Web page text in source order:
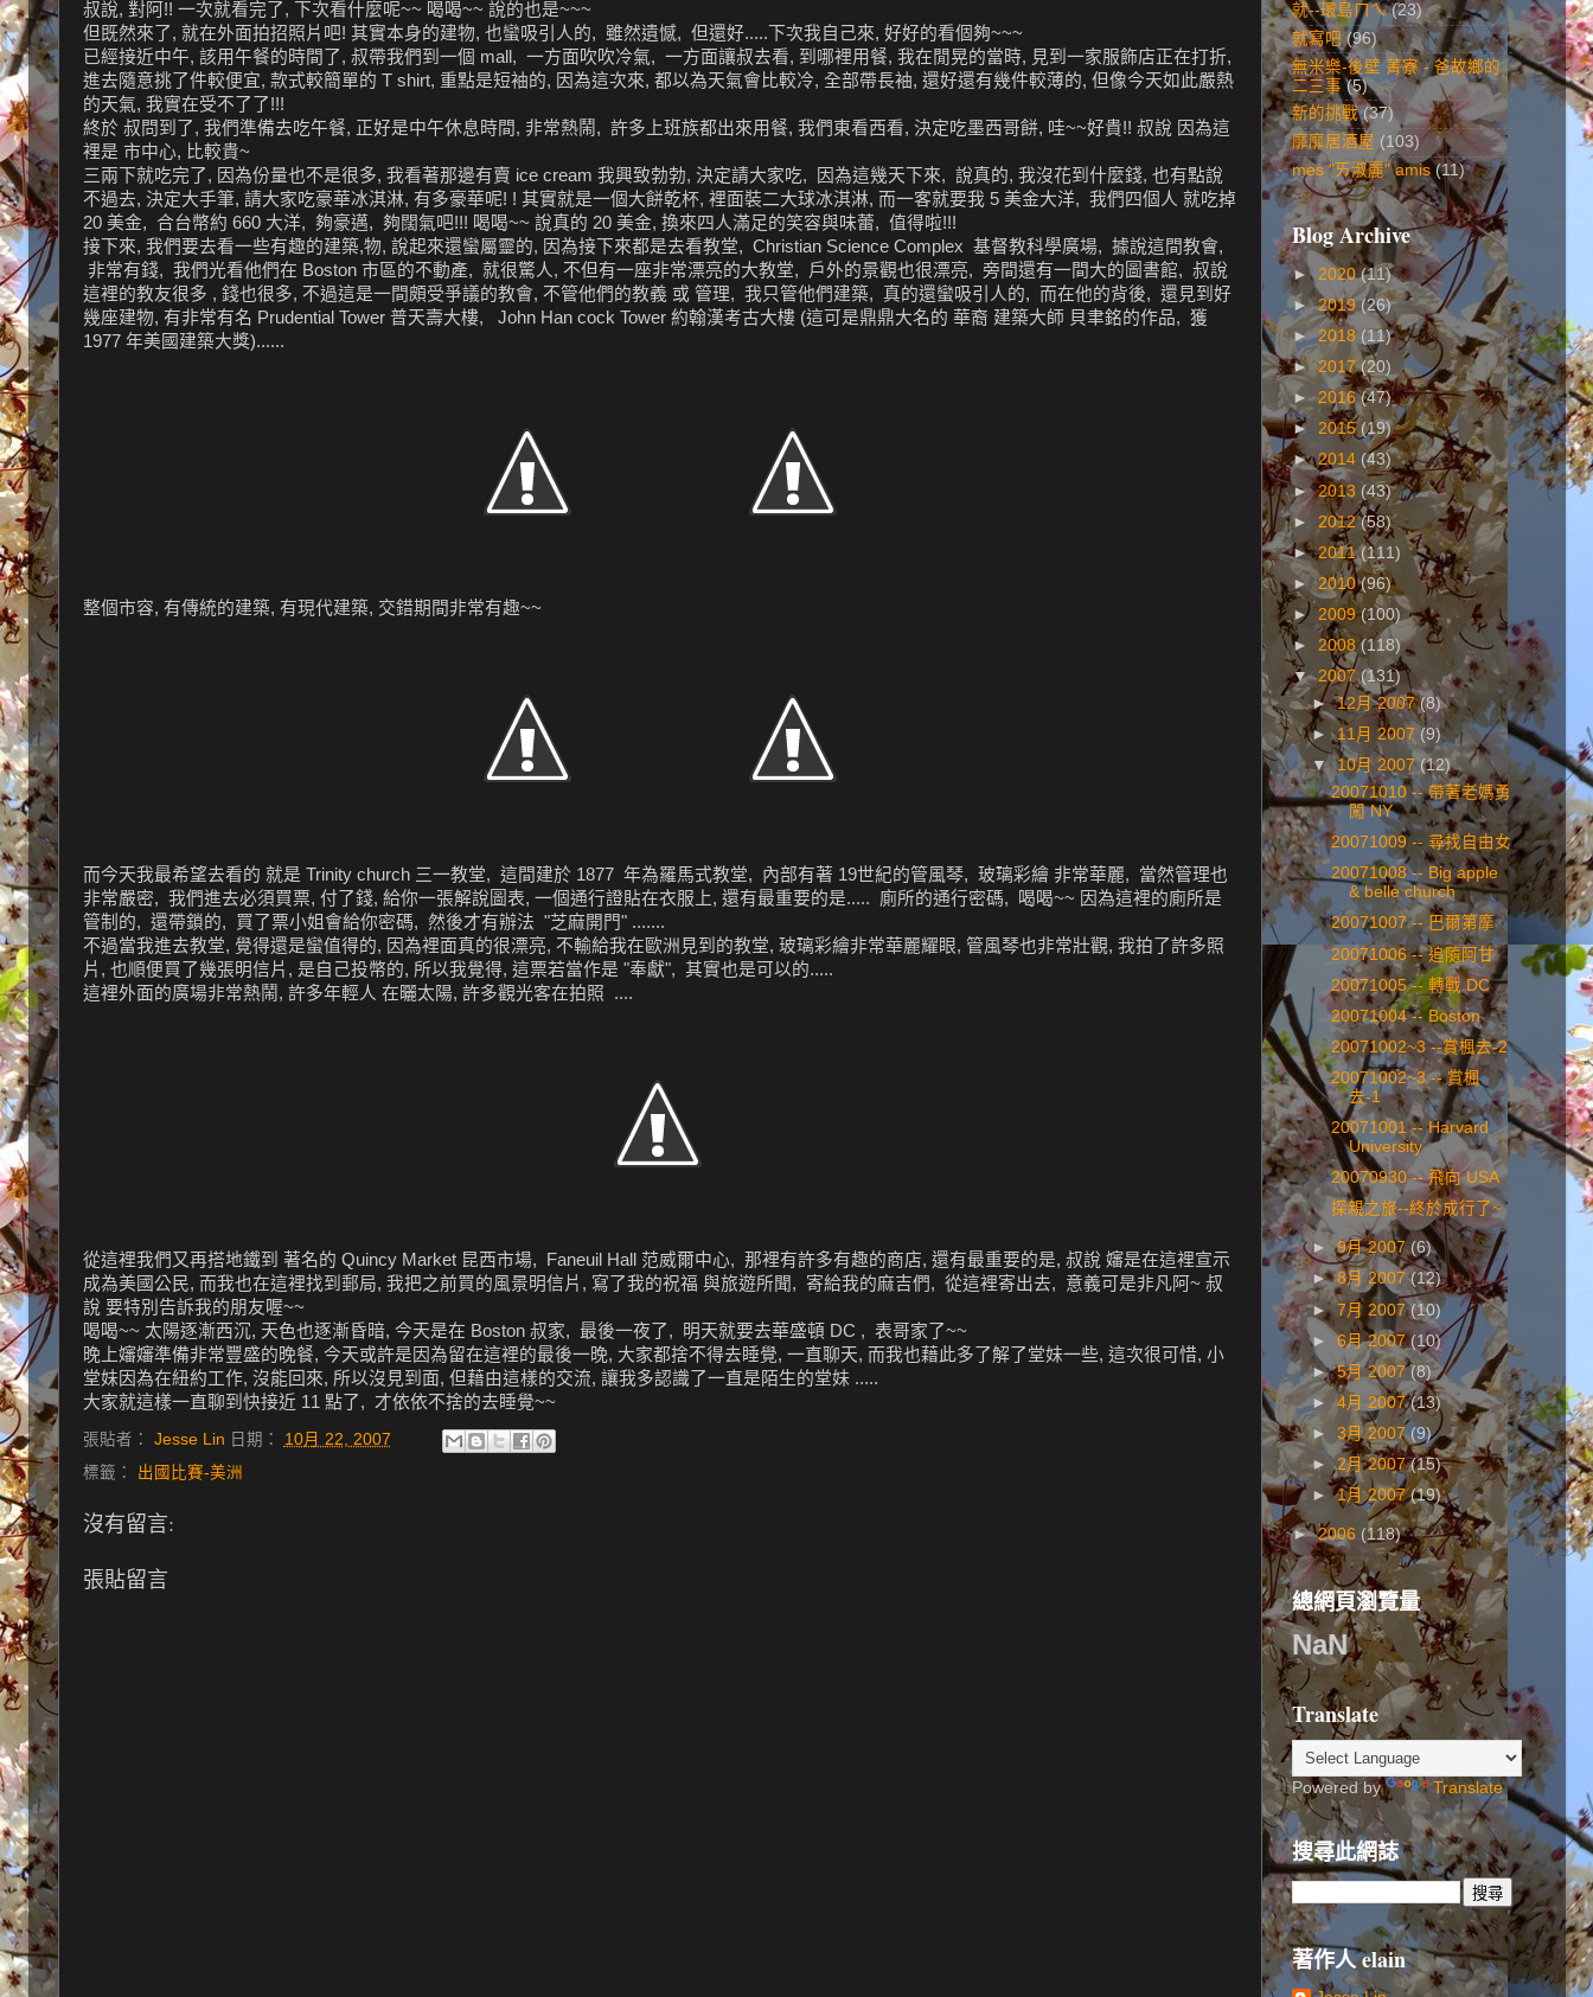
叔說, 對阿!! 一次就看完了, 下次看什麼呢~~ 喝喝~~ 說的也是~~~
但既然來了, 就在外面拍招照片吧! 其實本身的建物, 也蠻吸引人的, 雖然遺憾, 但還好.....下次我自己來, 好好的看個夠~~~
已經接近中午, 該用午餐的時間了, 叔帶我們到一個 mall, 一方面吹吹冷氣, 一方面讓叔去看, 到哪裡用餐, 我在閒晃的當時, 見到一家服飾店正在打折,
進去隨意挑了件較便宜, 款式較簡單的 T shirt, 重點是短袖的, 因為這次來, 都以為天氣會比較冷, 全部帶長袖, 還好還有幾件較薄的, 但像今天如此嚴熱
的天氣, 我實在受不了了!!!
終於 叔問到了, 我們準備去吃午餐, 正好是中午休息時間, 非常熱鬧, 許多上班族都出來用餐, 我們東看西看, 決定吃墨西哥餅, 哇~~好貴!! 叔說 因為這
裡是 市中心, 比較貴~
三兩下就吃完了, 因為份量也不是很多, 我看著那邊有賣 ice cream 我興致勃勃, 決定請大家吃, 因為這幾天下來, 說真的, 我沒花到什麼錢, 也有點說
不過去, 決定大手筆, 請大家吃豪華冰淇淋, 有多豪華呢! ! 其實就是一個大餅乾杯, 裡面裝二大球冰淇淋, 而一客就要我 5 美金大洋, 我們四個人 就吃掉
20 美金, 合台幣約 660 大洋, 夠豪邁, 夠闊氣吧!!! 喝喝~~ 說真的 20 美金, 換來四人滿足的笑容與味蕾, 值得啦!!!
接下來, 我們要去看一些有趣的建築,物, 說起來還蠻屬靈的, 因為接下來都是去看教堂, Christian Science Complex 基督教科學廣場, 據說這間教會,
非常有錢, 我們光看他們在 Boston 市區的不動產, 就很驚人, 不但有一座非常漂亮的大教堂, 戶外的景觀也很漂亮, 旁間還有一間大的圖書館, 叔說
這裡的教友很多 , 錢也很多, 不過這是一間頗受爭議的教會, 不管他們的教義 或 管理, 我只管他們建築, 真的還蠻吸引人的, 而在他的背後, 還見到好
幾座建物, 有非常有名 Prudential Tower 普天壽大樓, John Han cock Tower 約翰漢考古大樓 (這可是鼎鼎大名的 華裔 建築大師 貝聿銘的作品, 獲
1977 年美國建築大獎)......
整個市容, 有傳統的建築, 有現代建築, 交錯期間非常有趣~~
而今天我最希望去看的 就是 Trinity church 三一教堂, 這間建於 1877 年為羅馬式教堂, 內部有著 19世紀的管風琴, 玻璃彩繪 非常華麗, 當然管理也
非常嚴密, 我們進去必須買票, 付了錢, 給你一張解說圖表, 一個通行證貼在衣服上, 還有最重要的是..... 廁所的通行密碼, 喝喝~~ 因為這裡的廁所是
管制的, 還帶鎖的, 買了票小姐會給你密碼, 然後才有辦法 "芝麻開門" .......
不過當我進去教堂, 覺得還是蠻值得的, 因為裡面真的很漂亮, 不輸給我在歐洲見到的教堂, 玻璃彩繪非常華麗耀眼, 管風琴也非常壯觀, 我拍了許多照
片, 也順便買了幾張明信片, 是自己投幣的, 所以我覺得, 這票若當作是 "奉獻", 其實也是可以的.....
這裡外面的廣場非常熱鬧, 許多年輕人 在曬太陽, 許多觀光客在拍照 ....
從這裡我們又再搭地鐵到 著名的 Quincy Market 昆西市場, Faneuil Hall 范威爾中心, 那裡有許多有趣的商店, 還有最重要的是, 叔說 嬸是在這裡宣示
成為美國公民, 而我也在這裡找到郵局, 我把之前買的風景明信片, 寫了我的祝福 與旅遊所聞, 寄給我的麻吉們, 從這裡寄出去, 意義可是非凡阿~ 叔
說 要特別告訴我的朋友喔~~
喝喝~~ 太陽逐漸西沉, 天色也逐漸昏暗, 今天是在 Boston 叔家, 最後一夜了, 明天就要去華盛頓 DC , 表哥家了~~
晚上嬸嬸準備非常豐盛的晚餐, 今天或許是因為留在這裡的最後一晚, 大家都捨不得去睡覺, 一直聊天, 而我也藉此多了解了堂妹一些, 這次很可惜, 小
堂妹因為在紐約工作, 沒能回來, 所以沒見到面, 但藉由這樣的交流, 讓我多認識了一直是陌生的堂妹 .....
大家就這樣一直聊到快接近 11 點了, 才依依不捨的去睡覺~~
張貼者： Jesse Lin 日期： 10月 22, 2007
標籤： 出國比賽-美洲
沒有留言:
張貼留言
就--環島ㄇㄟ (23)
就寫吧 (96)
無米樂-後壁 菁寮 - 爸故鄉的
二三事 (5)
新的挑戰 (37)
靡靡居酒屋 (103)
mes "ㄞ淑麗" amis (11)
Blog Archive
► 2020(11)
►2019(26)
►2018 (11)
►2017(20)
►2016(47)
► 2015(19)
►2014 (43)
►2013 (43)
► 2012(58)
►2011(111)
► 2010(96)
► 2009(100)
► 2008(118)
▼2007(131)
►12月 2007(8)
►11月 2007 (9)
▼ 10月 2007(12)
20071010 -- 帶著老媽勇
闖 NY
20071009 -- 尋找自由女
20071008 -- Big apple
& belle church
20071007 -- 巴爾第摩
20071006 -- 追隨阿甘
20071005 -- 轉戰 DC
20071004 -- Boston
20071002~3 --賞楓去-2
20071002~3 -- 賞楓
去-1
20071001 -- Harvard
University
20070930 -- 飛向 USA
探親之旅--終於成行了~
►9月 2007(6)
►8月 2007(12)
► 7月 2007(10)
►6月 2007 (10)
►5月 2007(8)
►4月 2007(13)
► 3月 2007(9)
►2月 2007(15)
►1月 2007(19)
►2006 (118)
總網頁瀏覽量
NaN
Translate
Powered by Translate
搜尋此網誌
著作人 elain